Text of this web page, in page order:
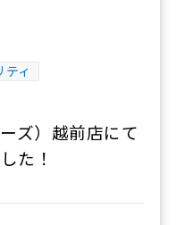
ィ
ズ）越前店にて
た！